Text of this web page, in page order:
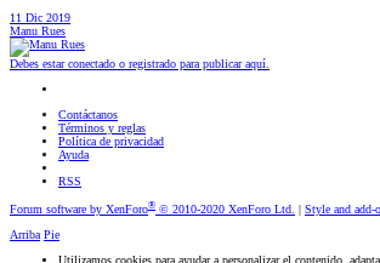
11 Dic 2019
Manu Rues
Debes estar conectado o registrado para publicar aquí.
Contáctanos
Términos y reglas
Política de privacidad
Ayuda
RSS
Forum software by XenForo® © 2010-2020 XenForo Ltd. | Style and add-
Arriba Pie
Utilizamos cookies para ayudar a personalizar el contenido,